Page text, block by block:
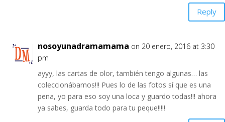
Reply
nosoyunadramamama on 20 enero, 2016 at 3:30
pm
ayyy, las cartas de olor, también tengo algunas… las
coleccionábamos!!! Pues lo de las fotos sí que es una
pena, yo para eso soy una loca y guardo todas!!! ahora
ya sabes, guarda todo para tu peque!!!!!